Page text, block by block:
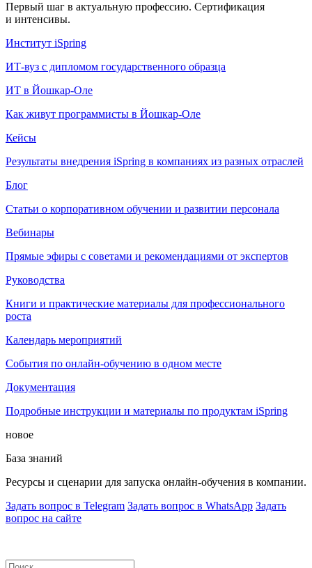
Первый шаг в актуальную профессию. Сертификация
и интенсивы.
Институт iSpring
ИТ-вуз с дипломом государственного образца
ИТ в Йошкар-Оле
Как живут программисты в Йошкар‑Оле
Кейсы
Результаты внедрения iSpring в компаниях из разных отраслей
Блог
Статьи о корпоративном обучении и развитии персонала
Вебинары
Прямые эфиры с советами и рекомендациями от экспертов
Руководства
Книги и практические материалы для профессионального
роста
Календарь мероприятий
События по онлайн-обучению в одном месте
Документация
Подробные инструкции и материалы по продуктам iSpring
новое
База знаний
Ресурсы и сценарии для запуска онлайн-обучения в компании.
Задать вопрос в Telegram Задать вопрос в WhatsApp Задать
вопрос на сайте